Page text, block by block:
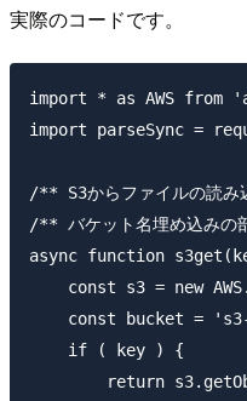
実際のコードです。
import * as AWS from
import parseSync =
/** S3からファイルの読
/** バケット名埋め込みの
async function
const s3 = new
const bucket =
    if ( key ) {
return